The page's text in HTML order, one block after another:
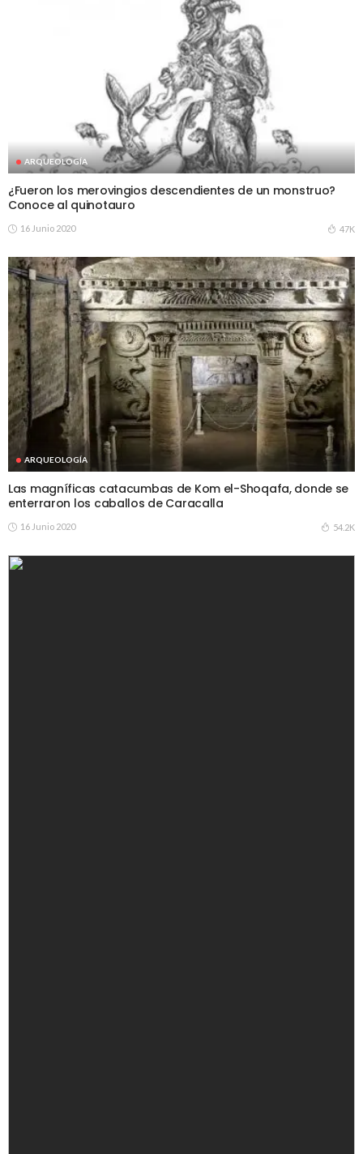
ARQUEOLOGÍA
¿Fueron los merovingios descendientes de un monstruo?
Conoce al quinotauro
16 Junio 2020 47K
ARQUEOLOGÍA
Las magníficas catacumbas de Kom el-Shoqafa, donde se
enterraron los caballos de Caracalla
16 Junio 2020 54.2K